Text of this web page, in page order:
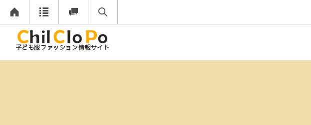
子ども服ファッション情報サイト